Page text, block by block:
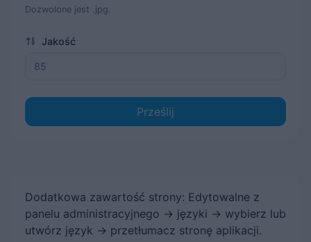
Dozwolone jest .jpg.
Jakość
Prześlij
Dodatkowa zawartość strony: Edytowalne z
panelu administracyjnego -> języki -> wybierz lub
utwórz język -> przetłumacz stronę aplikacji.